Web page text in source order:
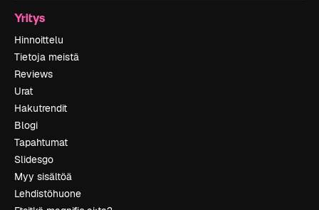
Yritys
Hinnoittelu
Tietoja meistä
Reviews
Urat
Hakutrendit
Blogi
Tapahtumat
Slidesgo
Myy sisältöä
Lehdistöhuone